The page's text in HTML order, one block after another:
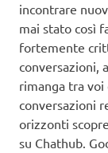
incontrare
mai stato così
fortemente
conversazioni,
rimanga tra
conversazioni
orizzonti
su Chathub.